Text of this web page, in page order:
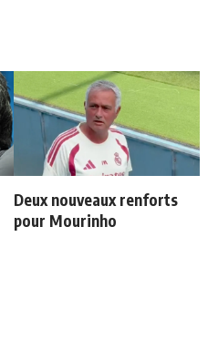
Deux nouveaux renforts
pour Mourinho